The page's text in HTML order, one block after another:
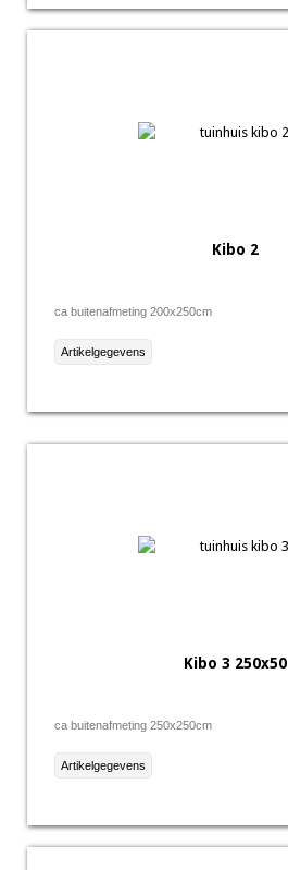
Kibo 2
ca buitenafmeting 200x250cm
Artikelgegevens
Kibo 3 250x50
ca buitenafmeting 250x250cm
Artikelgegevens